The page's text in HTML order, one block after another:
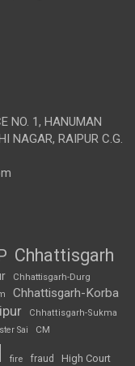
NO. 1, HANUMAN
NAGAR, RAIPUR C.G.
Chhattisgarh
Chhattisgarh-Durg
Chhattisgarh-Korba
Chhattisgarh-Sukma
Sai CM
fire fraud High Court